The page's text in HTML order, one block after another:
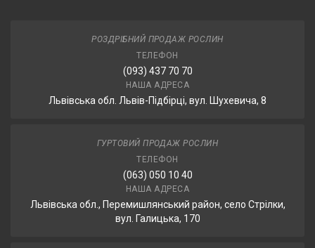
РОЗДРІБНИЙ ПРОДАЖ РОСЛИН
ТЕЛЕФОН
(093) 437 70 70
НАША АДРЕСА
Львівська обл. Львів-Підбірці, вул. Шухевича, 8
ГУРТОВИЙ ПРОДАЖ РОСЛИН
ТЕЛЕФОН
(063) 050 10 40
НАША АДРЕСА
Львівська обл., Перемишлянський район, село Стрілки,
вул. Галицька, 170